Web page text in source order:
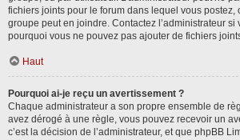
fichiers joints pour le forum dans lequel vous postez,
groupe peut en joindre. Contactez l’administrateur si
pourquoi vous ne pouvez pas ajouter de fichiers
Haut
Pourquoi ai-je reçu un avertissement ?
Chaque administrateur a son propre ensemble de
avez dérogé à une règle, vous pouvez recevoir un
c’est la décision de l’administrateur, et que phpBB